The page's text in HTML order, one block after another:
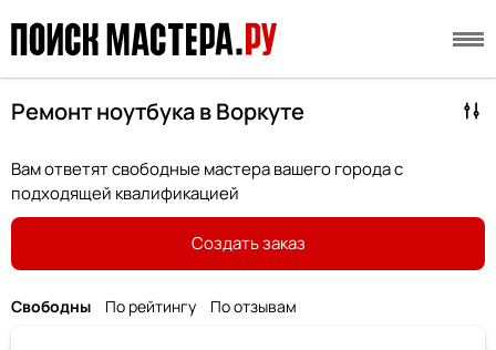
Ремонт ноутбука в Воркуте
Вам ответят свободные мастера вашего города с
подходящей квалификацией
Создать заказ
Свободны По рейтингу По отзывам